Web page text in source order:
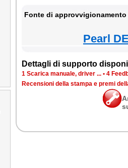
Fonte di
Pearl
Dettagli di supporto
1 Scarica manuale, driver ... • 4
Recensioni della stampa e premi